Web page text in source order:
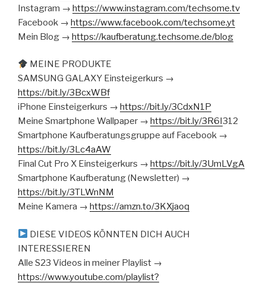
Instagram → https://www.instagram.com/techsome.tv
Facebook → https://www.facebook.com/techsome.yt
Mein Blog → https://kaufberatung.techsome.de/blog
MEINE PRODUKTE
SAMSUNG GALAXY Einsteigerkurs →
https://bit.ly/3BcxWBf
iPhone Einsteigerkurs → https://bit.ly/3CdxN1P
Meine Smartphone Wallpaper → https://bit.ly/3R6I 312
Smartphone Kaufberatungsgruppe auf Facebook →
https://bit.ly/3Lc4aAW
Final Cut Pro X Einsteigerkurs → https://bit.ly/3UmLVgA
Smartphone Kaufberatung (Newsletter) →
https://bit.ly/3TLWnNM
Meine Kamera → https://amzn.to/3KXjaoq
DIESE VIDEOS KÖNNTEN DICH AUCH
INTERESSIEREN
Alle S23 Videos in meiner Playlist →
https://www.youtube.com/playlist?